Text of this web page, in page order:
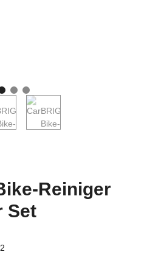
Reiniger
Set